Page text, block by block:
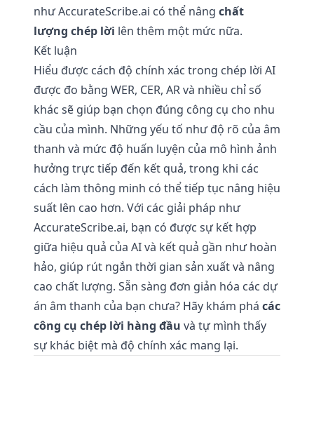
như AccurateScribe.ai có thể nâng chất
lượng chép lời lên thêm một mức nữa.
Kết luận
Hiểu được cách độ chính xác trong chép lời AI
được đo bằng WER, CER, AR và nhiều chỉ số
khác sẽ giúp bạn chọn đúng công cụ cho nhu
cầu của mình. Những yếu tố như độ rõ của âm
thanh và mức độ huấn luyện của mô hình ảnh
hưởng trực tiếp đến kết quả, trong khi các
cách làm thông minh có thể tiếp tục nâng hiệu
suất lên cao hơn. Với các giải pháp như
AccurateScribe.ai, bạn có được sự kết hợp
giữa hiệu quả của AI và kết quả gần như hoàn
hảo, giúp rút ngắn thời gian sản xuất và nâng
cao chất lượng. Sẵn sàng đơn giản hóa các dự
án âm thanh của bạn chưa? Hãy khám phá các
công cụ chép lời hàng đầu và tự mình thấy
sự khác biệt mà độ chính xác mang lại.